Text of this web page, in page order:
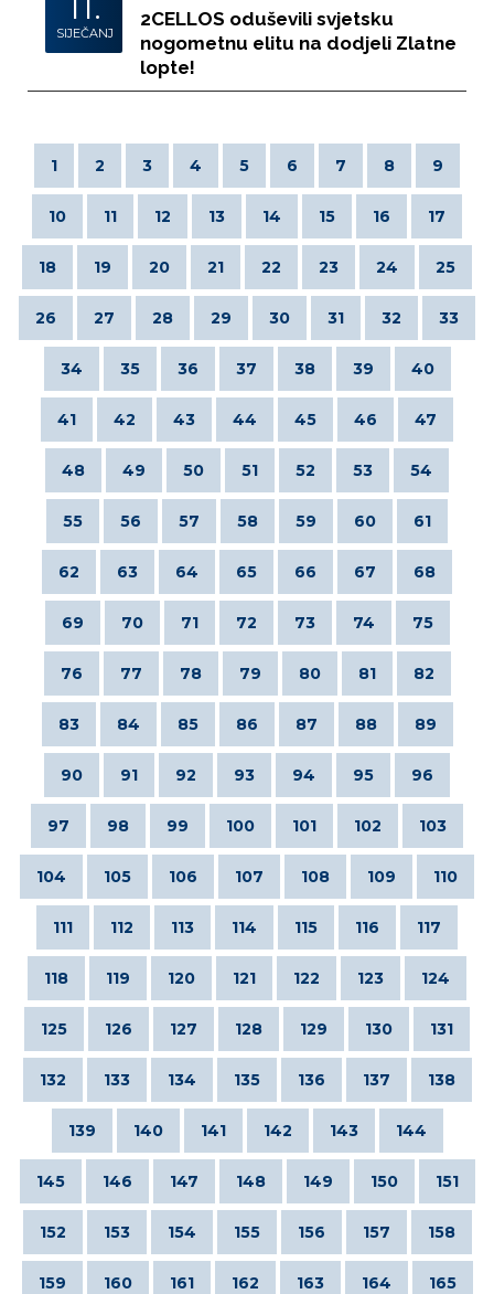
SIJEČANJ
2CELLOS oduševili svjetsku
nogometnu elitu na dodjeli Zlatne
lopte!
1 2 3 4 5 6 7 8 9
10 11 12 13 14 15 16 17
18 19 20 21 22 23 24 25
26 27 28 29 30 31 32 33
34 35 36 37 38 39 40
41 42 43 44 45 46 47
48 49 50 51 52 53 54
55 56 57 58 59 60 61
62 63 64 65 66 67 68
69 70 71 72 73 74 75
76 77 78 79 80 81 82
83 84 85 86 87 88 89
90 91 92 93 94 95 96
97 98 99 100 101 102 103
104 105 106 107 108 109 110
111 112 113 114 115 116 117
118 119 120 121 122 123 124
125 126 127 128 129 130 131
132 133 134 135 136 137 138
139 140 141 142 143 144
145 146 147 148 149 150 151
152 153 154 155 156 157 158
159 160 161 162 163 164 165